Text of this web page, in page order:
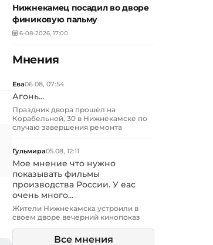
Нижнекамец посадил во дворе
финиковую пальму
6-08-2026, 17:00
Мнения
Ева06.08, 07:54
Агонь...
Праздник двора прошёл на
Корабельной, 30 в Нижнекамске по
случаю завершения ремонта
Гульмира05.08, 12:11
Мое мнение что нужно
показывать фильмы
производства России. У еас
очень много...
Жители Нижнекамска устроили в
своем дворе вечерний кинопоказ
Все мнения